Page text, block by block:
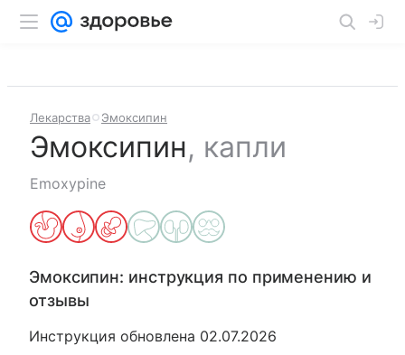
Лекарства Эмоксипин
Эмоксипин, капли
Emoxypine
Эмоксипин: инструкция по применению и
отзывы
Инструкция обновлена 02.07.2026